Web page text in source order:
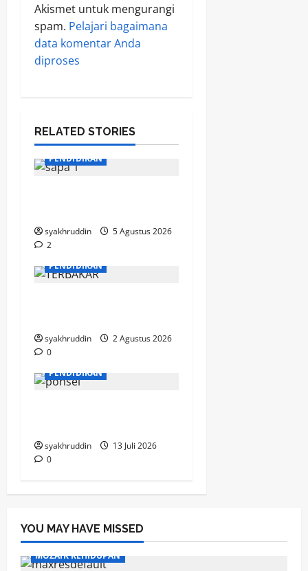
Akismet untuk mengurangi
spam. Pelajari bagaimana
data komentar Anda
diproses
RELATED STORIES
PENDIDIKAN
syakhruddin
5 Agustus 2026
2MOZAIK KEHIDUPAN
PENDIDIKAN
syakhruddin
2 Agustus 2026
0
PENDIDIKAN
syakhruddin
13 Juli 2026
0
YOU MAY HAVE MISSED
MOZAIK KEHIDUPAN